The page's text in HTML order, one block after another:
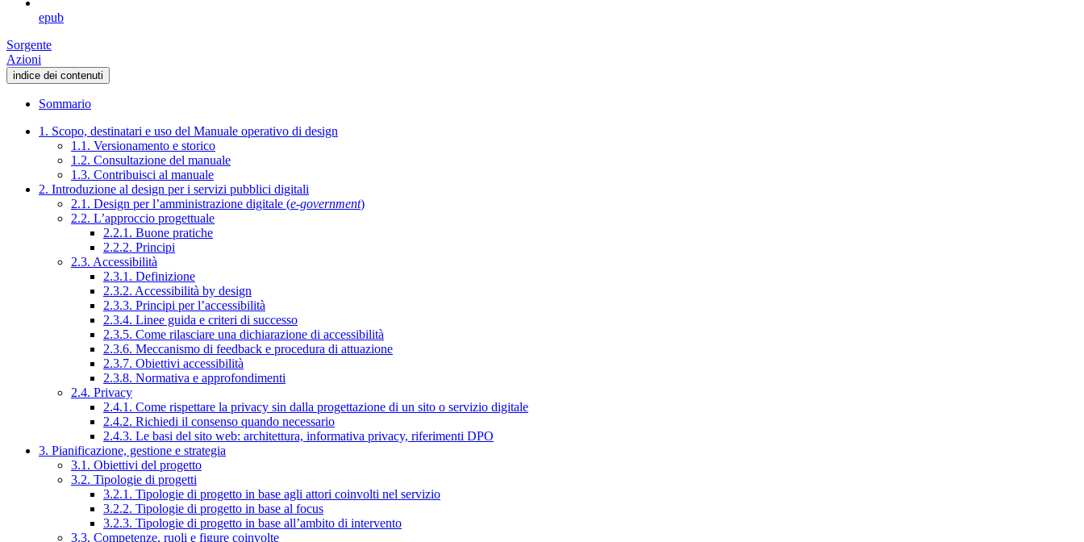
epub
Sorgente
Azioni
indice dei contenuti
Sommario
1. Scopo, destinatari e uso del Manuale operativo di design
1.1. Versionamento e storico
1.2. Consultazione del manuale
1.3. Contribuisci al manuale
2. Introduzione al design per i servizi pubblici digitali
2.1. Design per l’amministrazione digitale (e-government)
2.2. L’approccio progettuale
2.2.1. Buone pratiche
2.2.2. Principi
2.3. Accessibilità
2.3.1. Definizione
2.3.2. Accessibilità by design
2.3.3. Principi per l’accessibilità
2.3.4. Linee guida e criteri di successo
2.3.5. Come rilasciare una dichiarazione di accessibilità
2.3.6. Meccanismo di feedback e procedura di attuazione
2.3.7. Obiettivi accessibilità
2.3.8. Normativa e approfondimenti
2.4. Privacy
2.4.1. Come rispettare la privacy sin dalla progettazione di un sito o servizio digitale
2.4.2. Richiedi il consenso quando necessario
2.4.3. Le basi del sito web: architettura, informativa privacy, riferimenti DPO
3. Pianificazione, gestione e strategia
3.1. Obiettivi del progetto
3.2. Tipologie di progetti
3.2.1. Tipologie di progetto in base agli attori coinvolti nel servizio
3.2.2. Tipologie di progetto in base al focus
3.2.3. Tipologie di progetto in base all’ambito di intervento
3.3. Competenze, ruoli e figure coinvolte